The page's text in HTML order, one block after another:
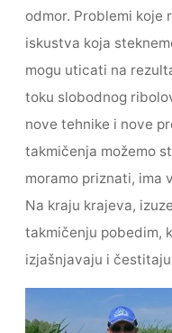
odmor. Problemi koje
iskustva koja
mogu uticati na
toku slobodnog
nove tehnike i nove
takmičenja možemo
moramo priznati, ima
Na kraju krajeva,
takmičenju pobedim,
izjašnjavaju i